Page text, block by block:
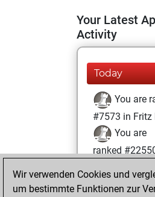
Your Latest
Activity
Today
You are
#7573 in Fritz
You are
ranked
Sonntag,
Wir verwenden Cookies und
um bestimmte Funktionen zur